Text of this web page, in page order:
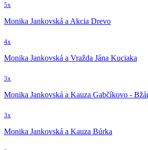
5x
Monika Jankovská a Akcia Drevo
4x
Monika Jankovská a Vražda Jána Kuciaka
3x
Monika Jankovská a Kauza Gabčíkovo -
3x
Monika Jankovská a Kauza Búrka